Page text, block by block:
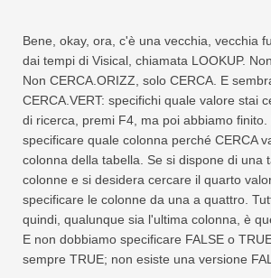
Bene, okay, ora, c'è una vecchia, vecchia
dai tempi di Visical, chiamata LOOKUP.
Non CERCA.ORIZZ, solo CERCA. E
CERCA.VERT: specifichi quale valore stai
di ricerca, premi F4, ma poi abbiamo
specificare quale colonna perché CERCA
colonna della tabella. Se si dispone di una
colonne e si desidera cercare il quarto
specificare le colonne da una a quattro.
quindi, qualunque sia l'ultima colonna, è
E non dobbiamo specificare FALSE o
sempre TRUE; non esiste una versione